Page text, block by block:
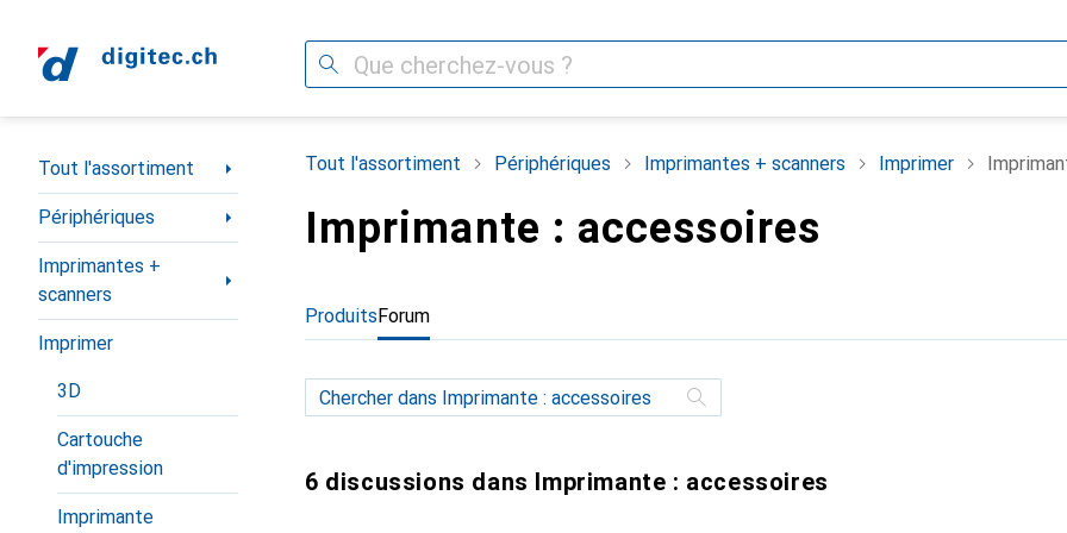
Recherche
Navigation par catégorie
Tout l'assortiment
Périphériques
Imprimantes +
scanners
Imprimer
3D
Cartouche
d'impression
Imprimante
Tout l'assortiment Périphériques Imprimantes + scanners Imprimer
Imprimante : accessoires
ProduitsForum
6 discussions dans Imprimante : accessoires